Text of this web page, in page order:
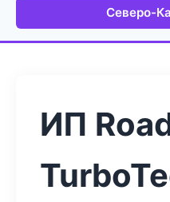
Северо-
ИП